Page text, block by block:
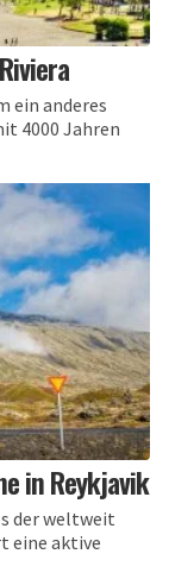
ein anderes
4000 Jahren
in Reykjavik
der weltweit
eine aktive